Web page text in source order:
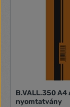
B.VALL.350
nyomtatvány